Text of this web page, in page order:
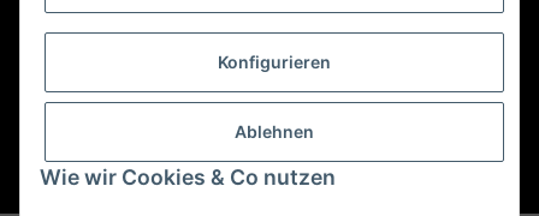
Konfigurieren
Ablehnen
Wie wir Cookies & Co nutzen
E-Mail:sales@kfzbleche24.de
Vertrag widerrufen
* Alle Preise inkl. gesetzlicher USt., zzgl.Versand